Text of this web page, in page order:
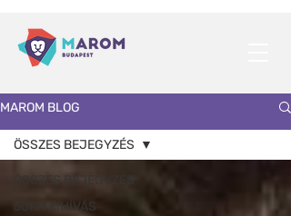
MAROM BLOG
ÖSSZES BEJEGYZÉS
50KM KIHÍVÁS
ÖSSZES BEJEGYZÉS